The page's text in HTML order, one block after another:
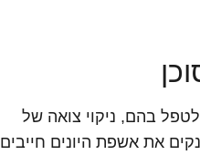
לטפל בהם, ניקוי צואה של
את אשפת היונים חייבים